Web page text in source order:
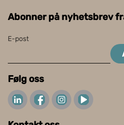
Abonner på nyhetsbrev
E-post
Følg oss